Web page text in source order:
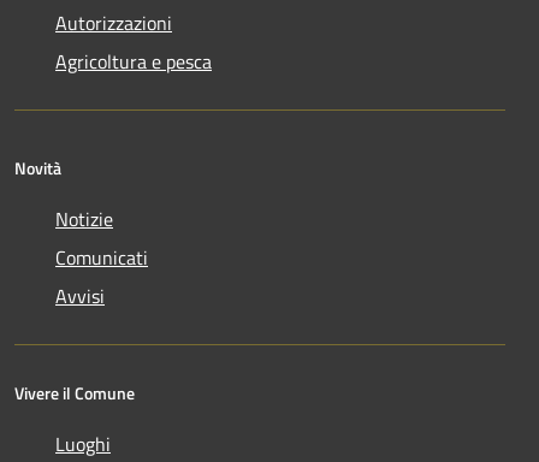
Autorizzazioni
Agricoltura e pesca
Novità
Notizie
Comunicati
Avvisi
Vivere il Comune
Luoghi